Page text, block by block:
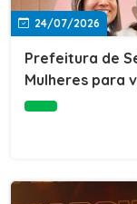
24/07/2026
Prefeitura de
Mulheres para